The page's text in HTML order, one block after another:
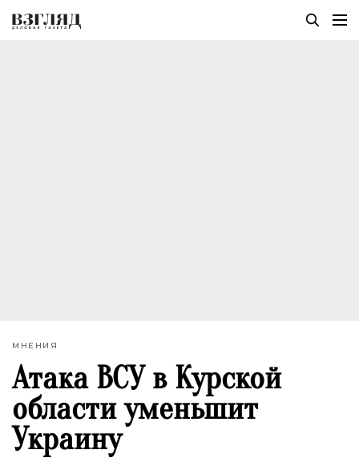
МНЕНИЯ
Атака ВСУ в Курской
области уменьшит
Украину